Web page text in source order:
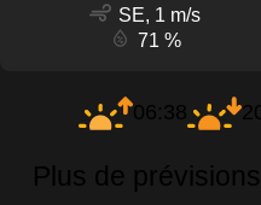
SE, 1 m/s
71 %
06:38
Plus de